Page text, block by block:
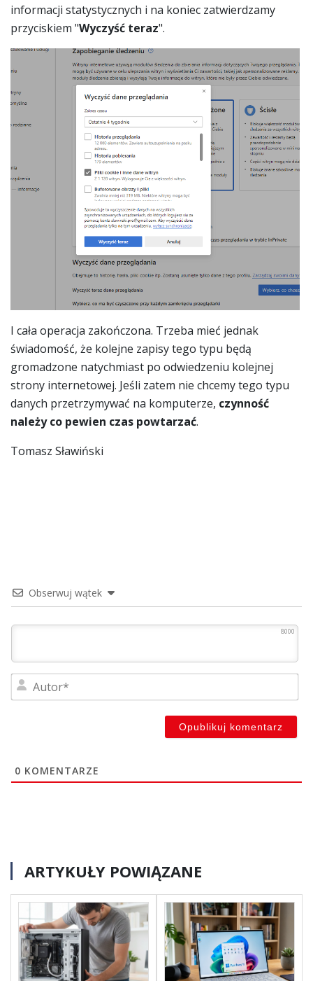
informacji statystycznych i na koniec zatwierdzamy
przyciskiem "Wyczyść teraz".
I cała operacja zakończona. Trzeba mieć jednak
świadomość, że kolejne zapisy tego typu będą
gromadzone natychmiast po odwiedzeniu kolejnej
strony internetowej. Jeśli zatem nie chcemy tego typu
danych przetrzymywać na komputerze, czynność
należy co pewien czas powtarzać.
Tomasz Sławiński
Obserwuj wątek
8000
0 KOMENTARZE
ARTYKUŁY POWIĄZANE